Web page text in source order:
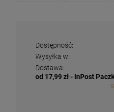
Dostępność:
Wysyłka w:
Dostawa:
od 17,99 zł- InPost